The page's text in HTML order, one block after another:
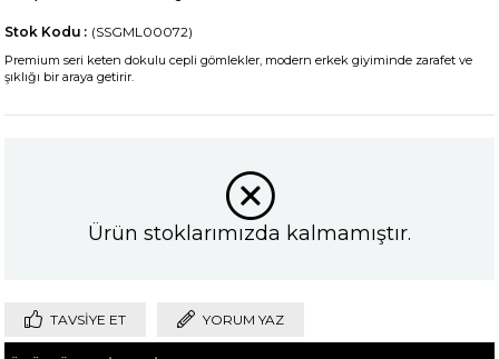
(SSGML00072)
Stok Kodu
Premium seri keten dokulu cepli gömlekler, modern erkek giyiminde zarafet ve
şıklığı bir araya getirir.
Ürün stoklarımızda kalmamıştır.
TAVSIYE ET YORUM YAZ